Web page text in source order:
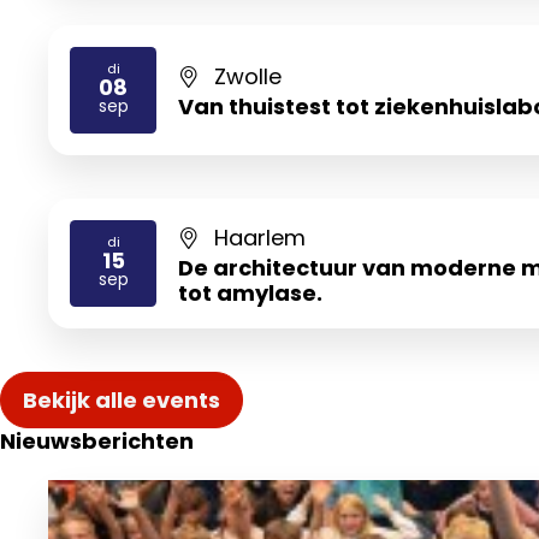
di
08
sep
2026
Zwolle
Van thuistest tot
di
15
sep
2026
Haarlem
De architectuur van moderne
tot amylase.
Bekijk alle events
Nieuwsberichten